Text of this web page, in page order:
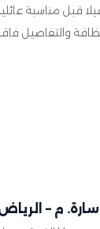
قبل مناسبة
والتفاصيل
سارة. م –